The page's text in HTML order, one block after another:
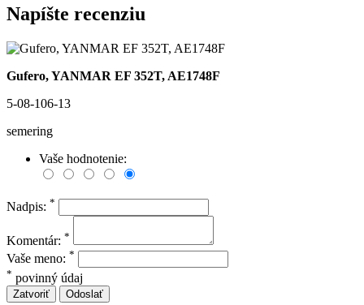
Napíšte recenziu
Gufero, YANMAR EF 352T, AE1748F
5-08-106-13
semering
Vaše hodnotenie:
Nadpis: *
Komentár: *
Vaše meno: *
* povinný údaj
Zatvoriť Odoslať